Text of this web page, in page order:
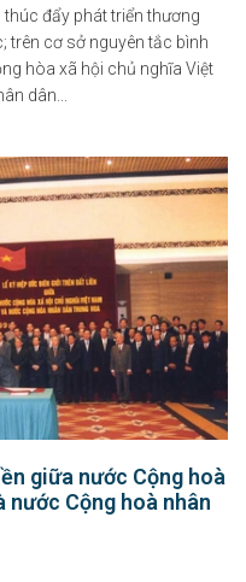
đẩy phát triển thương
trên cơ sở nguyên tắc bình
hòa xã hội chủ nghĩa Việt
dân...
giữa nước Cộng hoà
nước Cộng hoà nhân